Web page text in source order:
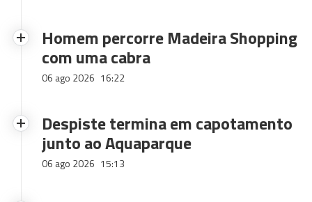
Homem percorre Madeira Shopping
com uma cabra
06 ago 2026 16:22
Despiste termina em capotamento
junto ao Aquaparque
06 ago 2026 15:13